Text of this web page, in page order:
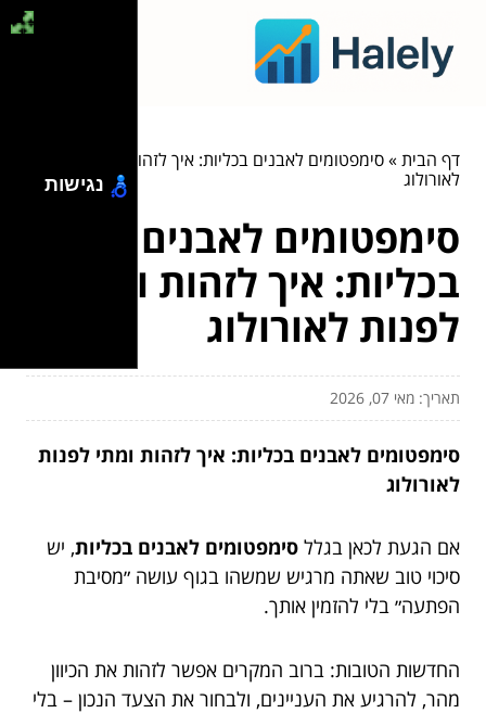
דף הבית»סימפטומים לאבנים בכליות: איך לזהות ומתי לפנות
לאורולוג
סימפטומים לאבנים
בכליות: איך לזהות ומתי
לפנות לאורולוג
תאריך: מאי 07, 2026
סימפטומים לאבנים בכליות: איך לזהות ומתי לפנות
לאורולוג
אם הגעת לכאן בגלל סימפטומים לאבנים בכליות, יש
סיכוי טוב שאתה מרגיש שמשהו בגוף עושה ״מסיבת
הפתעה״ בלי להזמין אותך.
החדשות הטובות: ברוב המקרים אפשר לזהות את הכיוון
מהר, להרגיע את העניינים, ולבחור את הצעד הנכון – בלי
נגישות